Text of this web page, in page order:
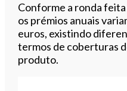
Conforme a ronda
os prémios anuais
euros, existindo
termos de coberturas
produto.